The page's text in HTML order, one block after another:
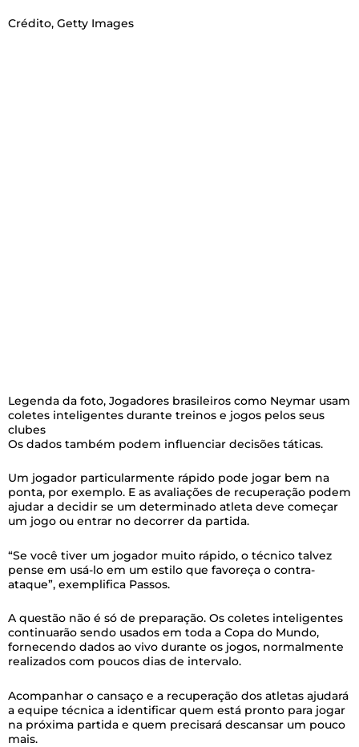
Crédito, Getty Images
Legenda da foto, Jogadores brasileiros como Neymar usam
coletes inteligentes durante treinos e jogos pelos seus
clubes
Os dados também podem influenciar decisões táticas.
Um jogador particularmente rápido pode jogar bem na
ponta, por exemplo. E as avaliações de recuperação podem
ajudar a decidir se um determinado atleta deve começar
um jogo ou entrar no decorrer da partida.
“Se você tiver um jogador muito rápido, o técnico talvez
pense em usá-lo em um estilo que favoreça o contra-
ataque”, exemplifica Passos.
A questão não é só de preparação. Os coletes inteligentes
continuarão sendo usados em toda a Copa do Mundo,
fornecendo dados ao vivo durante os jogos, normalmente
realizados com poucos dias de intervalo.
Acompanhar o cansaço e a recuperação dos atletas ajudará
a equipe técnica a identificar quem está pronto para jogar
na próxima partida e quem precisará descansar um pouco
mais.